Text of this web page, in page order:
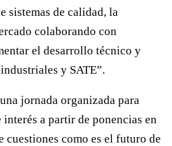
sistemas de calidad, la
colaborando con
el desarrollo técnico y
y SATE”.
jornada organizada para
a partir de ponencias en
cuestiones como es el futuro de